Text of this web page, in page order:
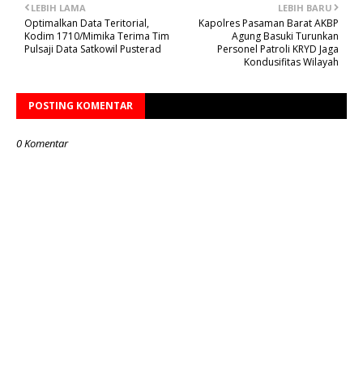
LEBIH BARU
Kapolres Pasaman Barat AKBP
Agung Basuki Turunkan
Personel Patroli KRYD Jaga
Kondusifitas Wilayah
LEBIH LAMA
Optimalkan Data Teritorial,
Kodim 1710/Mimika Terima Tim
Pulsaji Data Satkowil Pusterad
POSTING KOMENTAR
0 Komentar